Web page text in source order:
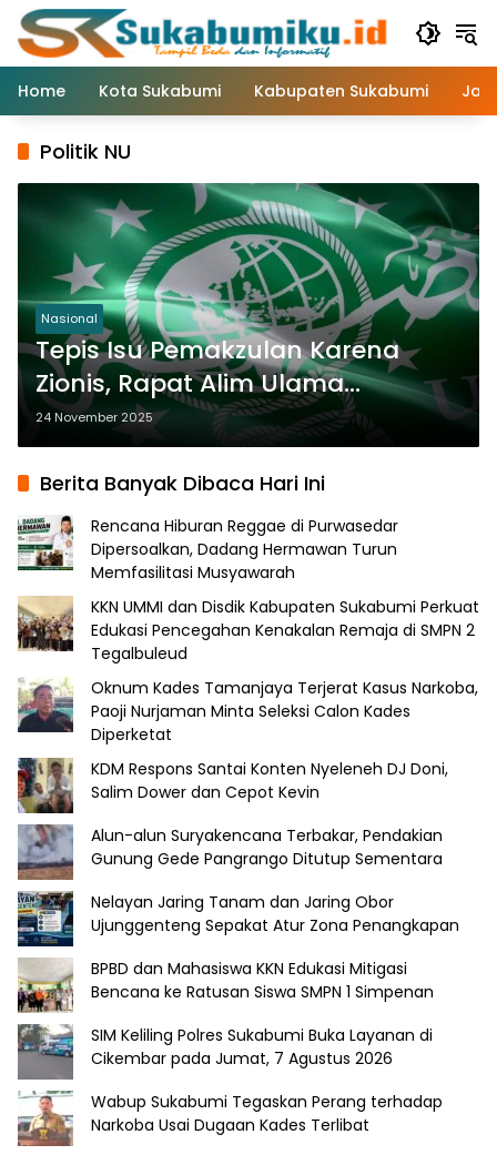
Langsung
konten
Home
Kota Sukabumi Kabupaten Sukabumi
Politik NU
Nasional
Tepis Isu Pemakzulan Karena
Zionis, Rapat Alim Ulama
Tegaskan Gus Yahya Masih
Ketum PBNU
24 November 2025
Berita Banyak Dibaca Hari Ini
Rencana Hiburan Reggae di Purwasedar
Dipersoalkan, Dadang Hermawan Turun
Memfasilitasi Musyawarah
KKN UMMI dan Disdik Kabupaten Sukabumi Perkuat
Edukasi Pencegahan Kenakalan Remaja di SMPN 2
Tegalbuleud
Oknum Kades Tamanjaya Terjerat Kasus Narkoba,
Paoji Nurjaman Minta Seleksi Calon Kades
Diperketat
KDM Respons Santai Konten Nyeleneh DJ Doni,
Salim Dower dan Cepot Kevin
Alun-alun Suryakencana Terbakar, Pendakian
Gunung Gede Pangrango Ditutup Sementara
Nelayan Jaring Tanam dan Jaring Obor
Ujunggenteng Sepakat Atur Zona Penangkapan
BPBD dan Mahasiswa KKN Edukasi Mitigasi
Bencana ke Ratusan Siswa SMPN 1 Simpenan
SIM Keliling Polres Sukabumi Buka Layanan di
Cikembar pada Jumat, 7 Agustus 2026
Wabup Sukabumi Tegaskan Perang terhadap
Narkoba Usai Dugaan Kades Terlibat